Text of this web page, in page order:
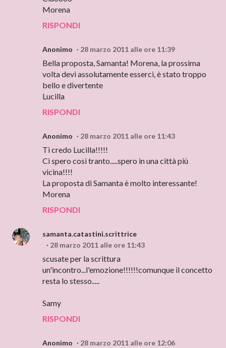
Morena
RISPONDI
Anonimo 28 marzo 2011 alle ore 11:39
Bella proposta, Samanta! Morena, la prossima
volta devi assolutamente esserci, è stato troppo
bello e divertente
Lucilla
RISPONDI
Anonimo 28 marzo 2011 alle ore 11:43
Ti credo Lucilla!!!!!
Ci spero così tranto.....spero in una città più
vicina!!!!
La proposta di Samanta è molto interessante!
Morena
RISPONDI
samanta.catastini.scrittrice
28 marzo 2011 alle ore 11:43
scusate per la scrittura
un'incontro...l'emozione!!!!!!comunque il concetto
resta lo stesso.....
Samy
RISPONDI
Anonimo 28 marzo 2011 alle ore 12:06